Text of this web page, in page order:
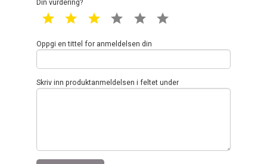
Din vurdering?
1 star 2 star 3 star 4 star 5 star
Oppgi en tittel for anmeldelsen din
Skriv inn produktanmeldelsen i feltet under